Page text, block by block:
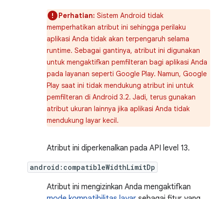
Perhatian: Sistem Android tidak
memperhatikan atribut ini sehingga perilaku
aplikasi Anda tidak akan terpengaruh selama
runtime. Sebagai gantinya, atribut ini digunakan
untuk mengaktifkan pemfilteran bagi aplikasi Anda
pada layanan seperti Google Play. Namun, Google
Play saat ini tidak mendukung atribut ini untuk
pemfilteran di Android 3.2. Jadi, terus gunakan
atribut ukuran lainnya jika aplikasi Anda tidak
mendukung layar kecil.
Atribut ini diperkenalkan pada API level 13.
android:compatibleWidthLimitDp
Atribut ini mengizinkan Anda mengaktifkan